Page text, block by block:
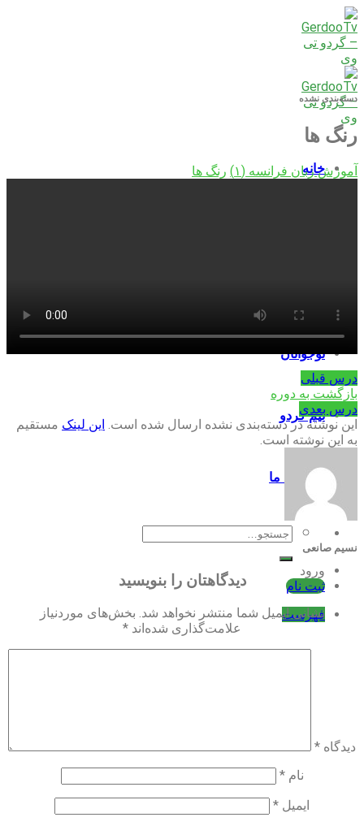
Skip
to
content
خانه
نوجوانان
تیم گردو
تماس با ما
جستجو
برای:
ورود
ثبت نام
فهرست
دسته‌بندی نشده
رنگ ها
آموزش زبان فرانسه (۱) رنگ ها
درس قبلی
بازگشت به دوره
درس بعدی
این نوشته در دسته‌بندی نشده ارسال شده است. این لینک مستقیم
به این نوشته است.
نسیم صانعی
دیدگاهتان را بنویسید
نشانی ایمیل شما منتشر نخواهد شد. بخش‌های موردنیاز
علامت‌گذاری شده‌اند *
دیدگاه *
نام*
ایمیل *